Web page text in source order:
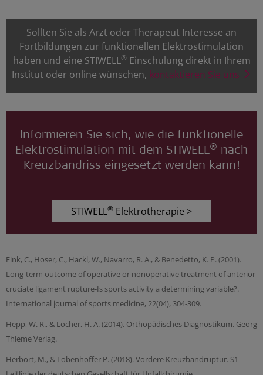
Sollten Sie als Arzt oder Therapeut Interesse an
Fortbildungen zur funktionellen Elektrostimulation
haben und eine STIWELL®Einschulung direkt in Ihrem
Institut oder online wünschen, kontaktieren Sie uns
Informieren Sie sich, wie die funktionelle
Elektrostimulation mit dem STIWELL® nach
Kreuzbandriss eingesetzt werden kann!
STIWELL® Elektrotherapie >
Fink, C., Hoser, C., Hackl, W., Navarro, R. A., & Benedetto, K. P. (2001).
Long-term outcome of operative or nonoperative treatment of anterior
cruciate ligament rupture-Is sports activity a determining variable?.
International journal of sports medicine, 22(04), 304-309.
Hepp, W. R., & Locher, H. A. (2014). Orthopädisches Diagnostikum. Georg
Thieme Verlag.
Herbort, M., & Lobenhoffer P. (2018). Vordere Kreuzbandruptur. S1-